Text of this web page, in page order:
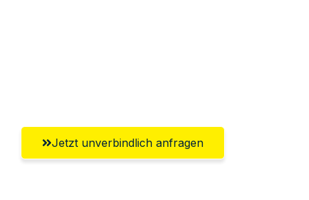
Jetzt unverbindlich anfragen